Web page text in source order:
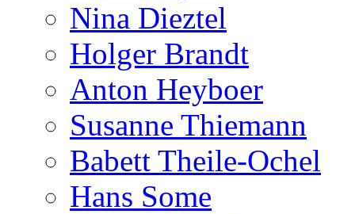
Nina Dieztel
Holger Brandt
Anton Heyboer
Susanne Thiemann
Babett Theile-Ochel
Hans Some